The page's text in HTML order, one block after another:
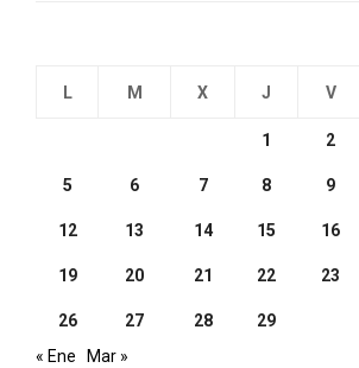
L M X J V
1 2
5 6 7 8 9
12 13 14 15 16
19 20 21 22 23
26 27 28
29
« Ene
Mar »